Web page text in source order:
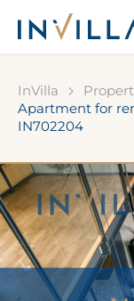
InVilla
Apartment for
IN702204